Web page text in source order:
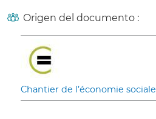
Origen del documento :
Chantier de l’économie sociale